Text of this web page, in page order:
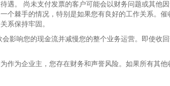
遇。 尚未支付发票的客户可能会以财务问题或其他
个棘手的情况，特别是如果您有良好的工作关系。
系保持牢固。
影响您的现金流并减慢您的整个业务运营。即使收
作为企业主，您存在财务和声誉风险。如果所有其